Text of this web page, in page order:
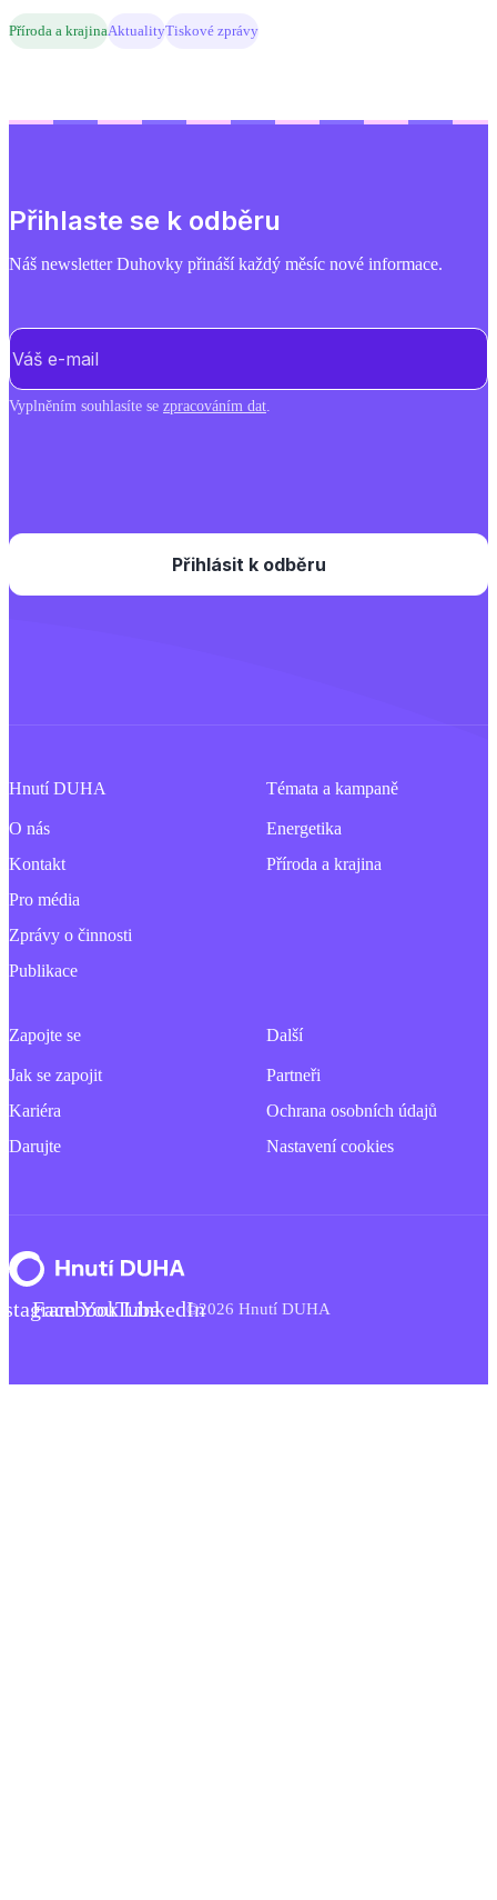
Příroda a krajinaAktualityTiskové zprávy
Přihlaste se k odběru
Náš newsletter Duhovky přináší každý měsíc nové informace.
E-mail
Vyplněním souhlasíte se zpracováním dat.
Hnutí DUHA
O nás
Kontakt
Pro média
Zprávy o činnosti
Publikace
Témata a kampaně
Energetika
Příroda a krajina
Zapojte se
Jak se zapojit
Kariéra
Darujte
Další
Partneři
Ochrana osobních údajů
Nastavení cookies
FacebookYouTubeLinkedIn©2026 Hnutí DUHA